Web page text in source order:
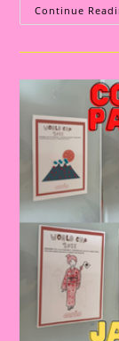
Continue